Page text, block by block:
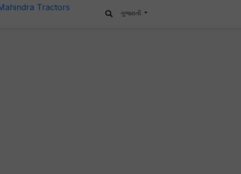
ગુજરાતી